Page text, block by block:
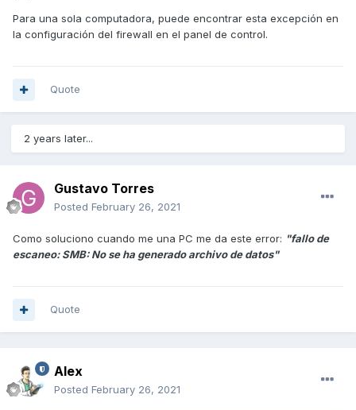
Para una sola computadora, puede encontrar esta excepción en
la configuración del firewall en el panel de control.
Quote
2 years later...
Gustavo Torres
Posted February 26, 2021
Como soluciono cuando me una PC me da este error: "fallo de
escaneo: SMB: No se ha generado archivo de datos"
Quote
Alex
Posted February 26, 2021